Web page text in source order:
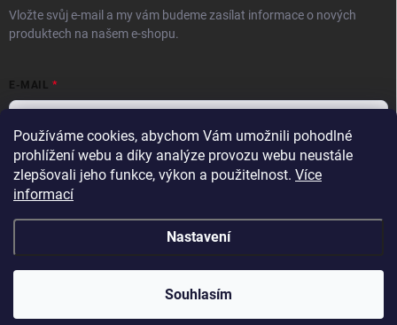
Používáme cookies, abychom Vám umožnili pohodlné
prohlížení webu a díky analýze provozu webu neustále
zlepšovali jeho funkce, výkon a použitelnost. Více
informací
Nastavení
Souhlasím
Vložte svůj e-mail a my vám budeme zasílat informace o nových
produktech na našem e-shopu.
E-MAIL
Vložením e-mailu souhlasíte spodmínkami ochrany osobních údajů
Přihlásit se
Bylinná lékárna . Všechna práva vyhrazena.